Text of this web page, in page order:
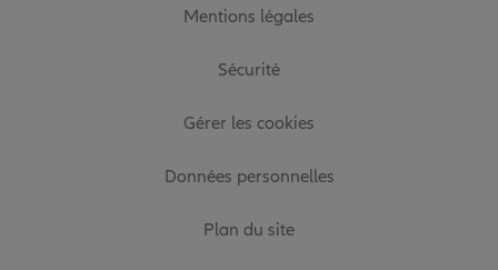
Mentions légales
Sécurité
Gérer les cookies
Données personnelles
Plan du site